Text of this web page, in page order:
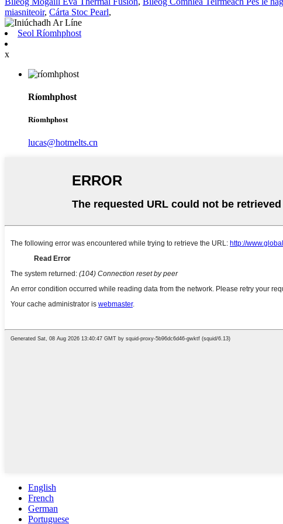
miasniteoir, Cárta Stoc Pearl,
Seol Ríomhphost
x
Ríomhphost
Ríomhphost
lucas@hotmelts.cn
English
French
German
Portuguese